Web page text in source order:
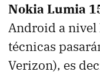
Nokia Lumia
Android a nivel
técnicas
Verizon), es